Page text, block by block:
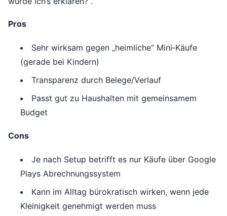
Pros
Sehr wirksam gegen „heimliche“ Mini‑Käufe
(gerade bei Kindern)
Transparenz durch Belege/Verlauf
Passt gut zu Haushalten mit gemeinsamem
Budget
Cons
Je nach Setup betrifft es nur Käufe über Google
Plays Abrechnungssystem
Kann im Alltag bürokratisch wirken, wenn jede
Kleinigkeit genehmigt werden muss